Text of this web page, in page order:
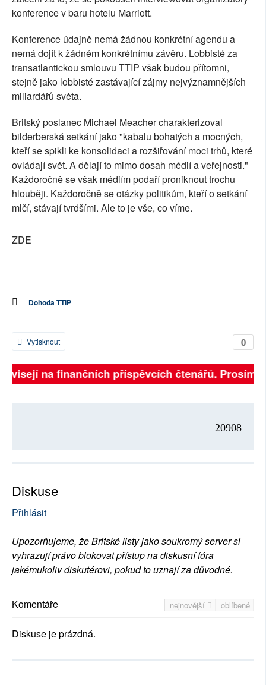
konference v baru hotelu Marriott.
Konference údajně nemá žádnou konkrétní agendu a
nemá dojít k žádném konkrétnímu závěru. Lobbisté za
transatlantickou smlouvu TTIP však budou přítomni,
stejně jako lobbisté zastávající zájmy nejvýznamnějších
miliardářů světa.
Britský poslanec Michael Meacher charakterizoval
bilderberská setkání jako "kabalu bohatých a mocných,
kteří se spikli ke konsolidaci a rozšiřování moci trhů, které
ovládají svět. A dělají to mimo dosah médií a veřejnosti."
Každoročně se však médiím podaří proniknout trochu
hlouběji. Každoročně se otázky politikům, kteří o setkání
mlčí, stávají tvrdšími. Ale to je vše, co víme.
ZDE
Dohoda TTIP
0
Vytisknout
na finančních příspěvcích čtenářů. Prosíme,
20908
Diskuse
Přihlásit
Upozorňujeme, že Britské listy jako soukromý server si
vyhrazují právo blokovat přístup na diskusní fóra
jakémukoliv diskutérovi, pokud to uznají za důvodné.
nejnovější oblíbené
Komentáře
Diskuse je prázdná.